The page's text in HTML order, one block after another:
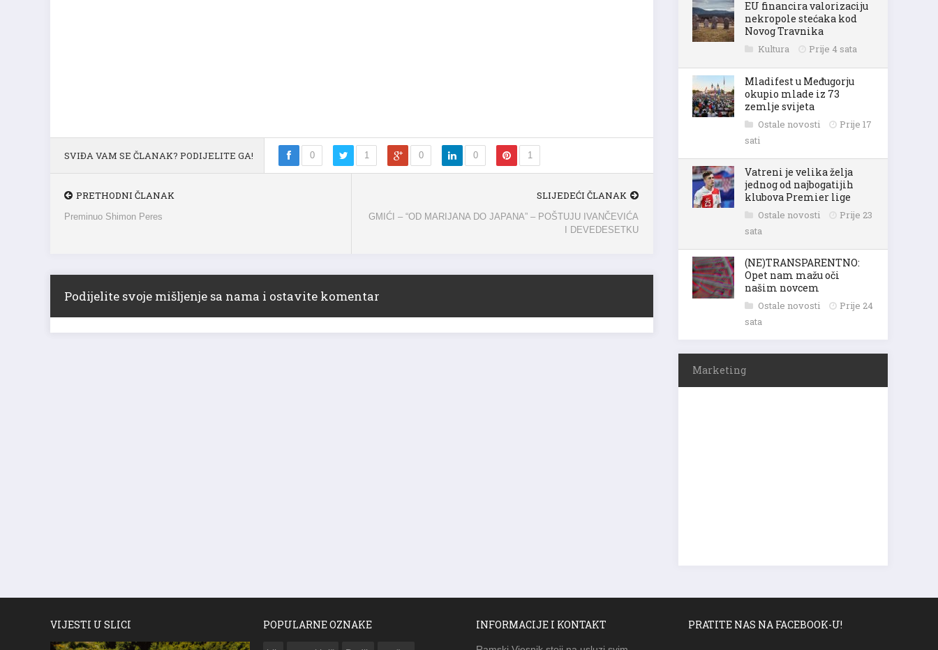
SVIĐA VAM SE ČLANAK? PODIJELITE GA! 0 1 0 0 1
PRETHODNI ČLANAK SLIJEDEĆI ČLANAK
GMIĆI – “OD MARIJANA DO JAPANA” – POŠTUJU IVANČEVIĆA
I DEVEDESETKU
Podijelite svoje mišljenje sa nama i ostavite komentar
EU financira valorizaciju
nekropole stećaka kod
Novog Travnika
Kultura Prije 4 sata
Mladifest u Međugorju
okupio mlade iz 73
zemlje svijeta
Ostale novosti
Prije 17
sati
Vatreni je velika želja
jednog od najbogatijih
klubova Premier lige
Ostale novosti
Prije 23
sata
(NE)TRANSPARENTNO:
Opet nam mažu oči
našim novcem
Ostale novosti
Prije 24
sata
Marketing